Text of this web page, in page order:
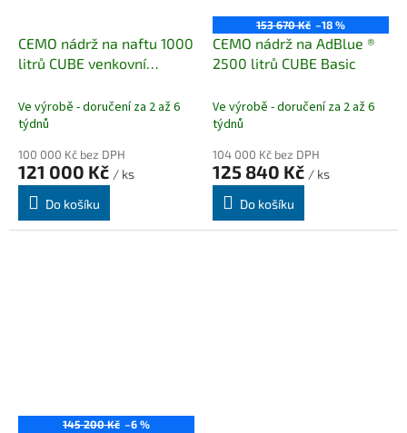
CEMO nádrž na naftu 1000
litrů CUBE venkovní
Ve výrobě - doručení za 2 až 6
týdnů
100 000 Kč bez DPH
121 000 Kč / ks
Do košíku
153 670 Kč –18 %
CEMO nádrž na AdBlue ®️
2500 litrů CUBE Basic
Ve výrobě - doručení za 2 až 6
týdnů
104 000 Kč bez DPH
125 840 Kč / ks
Do košíku
145 200 Kč –6 %